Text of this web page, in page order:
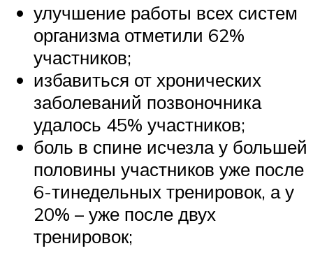
улучшение работы всех систем
организма отметили 62%
участников;
избавиться от хронических
заболеваний позвоночника
удалось 45% участников;
боль в спине исчезла у большей
половины участников уже после
6-тинедельных тренировок, а у
20% – уже после двух
тренировок;